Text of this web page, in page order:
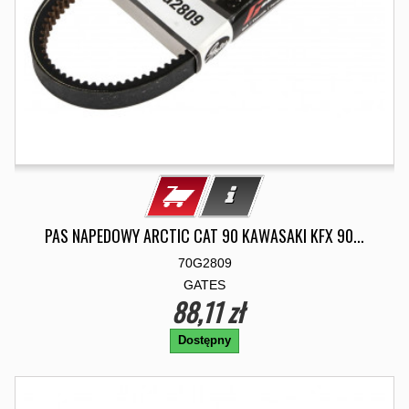
PAS NAPEDOWY ARCTIC CAT 90 KAWASAKI KFX 90...
70G2809
GATES
88,11 zł
Dostępny